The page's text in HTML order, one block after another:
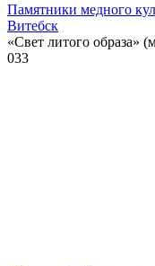
Памятники медного
Витебск
«Свет литого образа»
033